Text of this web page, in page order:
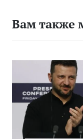
Вам также